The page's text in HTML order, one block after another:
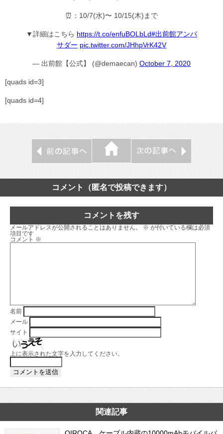
⏰：10/7(水)〜 10/15(木)まで
▼詳細はこちら https://t.co/enfuBOLbLd#出前館アンバ
サダー pic.twitter.com/JHhpVrK42V
— 出前館【公式】 (@demaecan) October 7, 2020
[quads id=3]
[quads id=4]
コメント（匿名で投稿できます）
コメントを残す
メールアドレスが公開されることはありません。 ※ が付いている欄は必須
項目です
コメント ※
名前
メール
サイト
上に表示された文字を入力してください。
関連記事